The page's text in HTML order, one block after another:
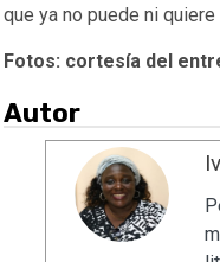
que ya no puede ni
Fotos: cortesía del
Autor